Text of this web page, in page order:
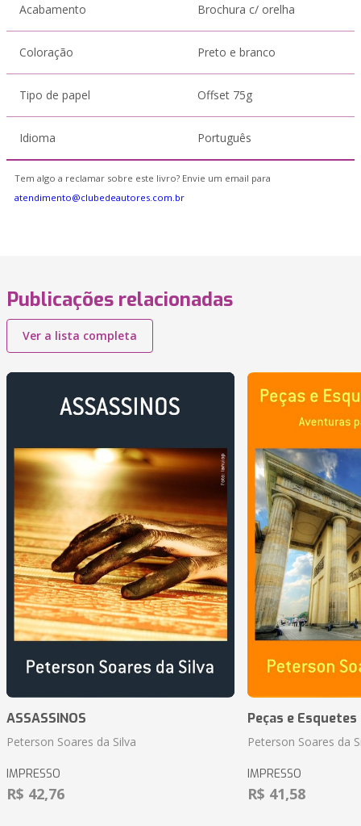
Acabamento Brochura c/ orelha
Coloração Preto e branco
Tipo de papel Offset 75g
Idioma Português
Tem algo a reclamar sobre este livro? Envie um email para
atendimento@clubedeautores.com.br
Publicações relacionadas
Ver a lista completa
ASSASSINOS
Peterson Soares da Silva
IMPRESSO
R$ 42,76
Peças e
Peterson Soares da
IMPRESSO
R$ 41,58